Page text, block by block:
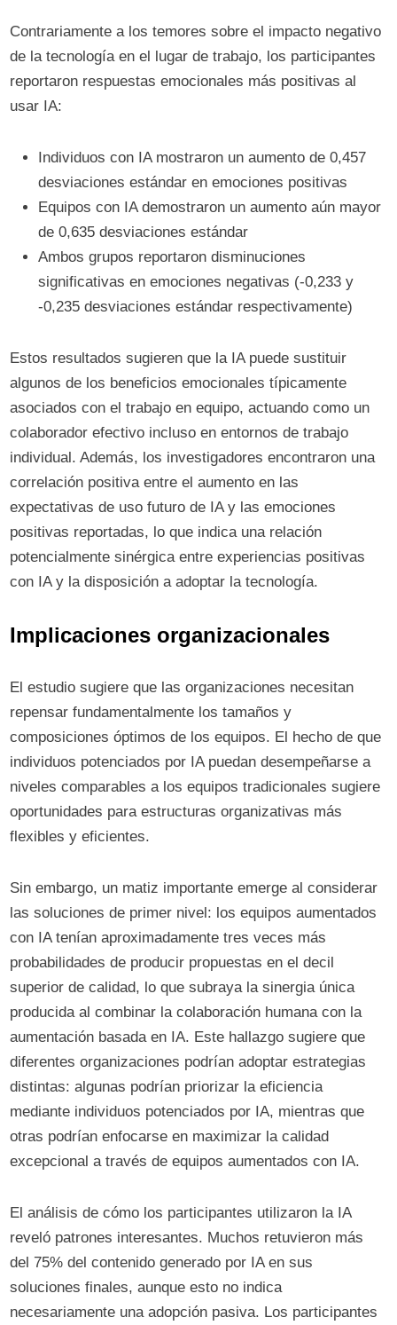
Contrariamente a los temores sobre el impacto negativo
de la tecnología en el lugar de trabajo, los participantes
reportaron respuestas emocionales más positivas al
usar IA:
Individuos con IA mostraron un aumento de 0,457
desviaciones estándar en emociones positivas
Equipos con IA demostraron un aumento aún mayor
de 0,635 desviaciones estándar
Ambos grupos reportaron disminuciones
significativas en emociones negativas (-0,233 y
-0,235 desviaciones estándar respectivamente)
Estos resultados sugieren que la IA puede sustituir
algunos de los beneficios emocionales típicamente
asociados con el trabajo en equipo, actuando como un
colaborador efectivo incluso en entornos de trabajo
individual. Además, los investigadores encontraron una
correlación positiva entre el aumento en las
expectativas de uso futuro de IA y las emociones
positivas reportadas, lo que indica una relación
potencialmente sinérgica entre experiencias positivas
con IA y la disposición a adoptar la tecnología.
Implicaciones organizacionales
El estudio sugiere que las organizaciones necesitan
repensar fundamentalmente los tamaños y
composiciones óptimos de los equipos. El hecho de que
individuos potenciados por IA puedan desempeñarse a
niveles comparables a los equipos tradicionales sugiere
oportunidades para estructuras organizativas más
flexibles y eficientes.
Sin embargo, un matiz importante emerge al considerar
las soluciones de primer nivel: los equipos aumentados
con IA tenían aproximadamente tres veces más
probabilidades de producir propuestas en el decil
superior de calidad, lo que subraya la sinergia única
producida al combinar la colaboración humana con la
aumentación basada en IA. Este hallazgo sugiere que
diferentes organizaciones podrían adoptar estrategias
distintas: algunas podrían priorizar la eficiencia
mediante individuos potenciados por IA, mientras que
otras podrían enfocarse en maximizar la calidad
excepcional a través de equipos aumentados con IA.
El análisis de cómo los participantes utilizaron la IA
reveló patrones interesantes. Muchos retuvieron más
del 75% del contenido generado por IA en sus
soluciones finales, aunque esto no indica
necesariamente una adopción pasiva. Los participantes